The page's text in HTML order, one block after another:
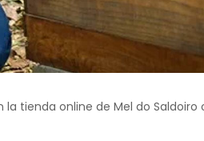
la tienda online de Mel do